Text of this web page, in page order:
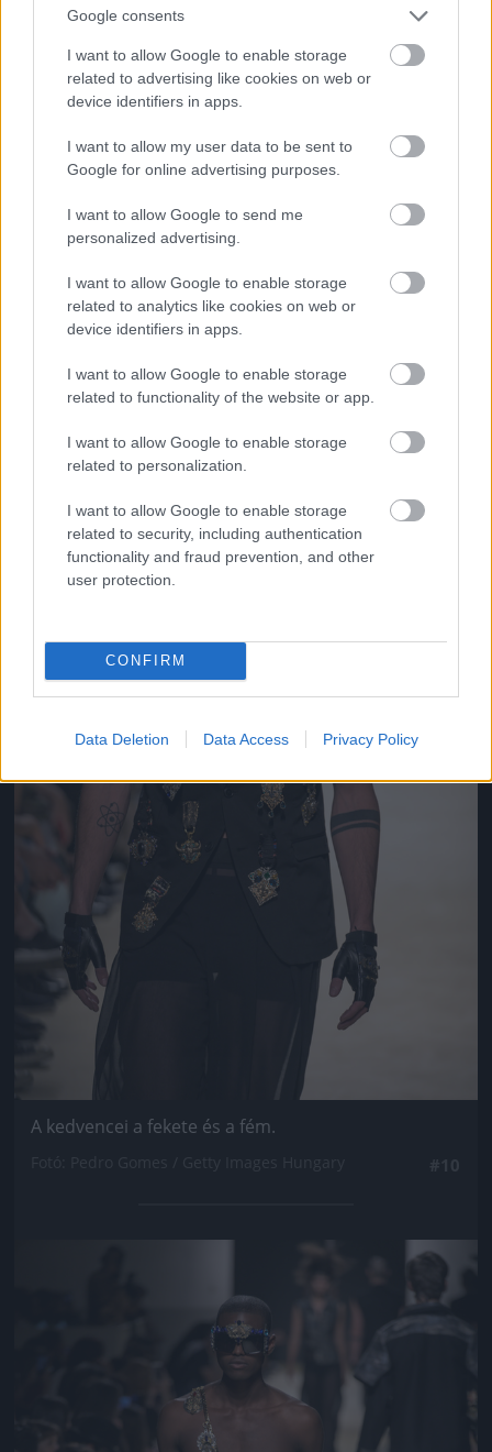
Google consents
I want to allow Google to enable storage
related to advertising like cookies on web or
device identifiers in apps.
I want to allow my user data to be sent to
Google for online advertising purposes.
I want to allow Google to send me
personalized advertising.
I want to allow Google to enable storage
related to analytics like cookies on web or
device identifiers in apps.
I want to allow Google to enable storage
related to functionality of the website or app.
I want to allow Google to enable storage
related to personalization.
I want to allow Google to enable storage
related to security, including authentication
functionality and fraud prevention, and other
user protection.
CONFIRM
Data Deletion Data Access Privacy Policy
Valentim Quaresma következik három modellel.
Fotó: Pedro Gomes / Getty Images Hungary
Jön még kép!
A kedvencei a fekete és a fém.
Jön még kép!